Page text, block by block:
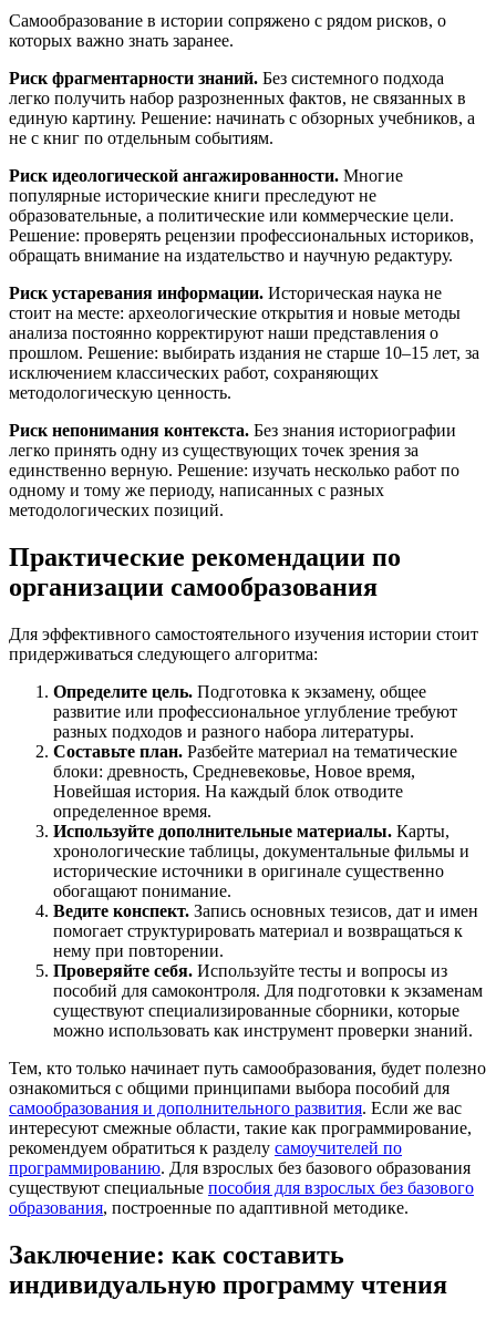
Самообразование в истории сопряжено с рядом рисков, о
которых важно знать заранее.
Риск фрагментарности знаний. Без системного подхода
легко получить набор разрозненных фактов, не связанных в
единую картину. Решение: начинать с обзорных учебников, а
не с книг по отдельным событиям.
Риск идеологической ангажированности. Многие
популярные исторические книги преследуют не
образовательные, а политические или коммерческие цели.
Решение: проверять рецензии профессиональных историков,
обращать внимание на издательство и научную редактуру.
Риск устаревания информации. Историческая наука не
стоит на месте: археологические открытия и новые методы
анализа постоянно корректируют наши представления о
прошлом. Решение: выбирать издания не старше 10–15 лет, за
исключением классических работ, сохраняющих
методологическую ценность.
Риск непонимания контекста. Без знания историографии
легко принять одну из существующих точек зрения за
единственно верную. Решение: изучать несколько работ по
одному и тому же периоду, написанных с разных
методологических позиций.
Практические рекомендации по
организации самообразования
Для эффективного самостоятельного изучения истории стоит
придерживаться следующего алгоритма:
Определите цель. Подготовка к экзамену, общее
развитие или профессиональное углубление требуют
разных подходов и разного набора литературы.
Составьте план. Разбейте материал на тематические
блоки: древность, Средневековье, Новое время,
Новейшая история. На каждый блок отводите
определенное время.
Используйте дополнительные материалы. Карты,
хронологические таблицы, документальные фильмы и
исторические источники в оригинале существенно
обогащают понимание.
Ведите конспект. Запись основных тезисов, дат и имен
помогает структурировать материал и возвращаться к
нему при повторении.
Проверяйте себя. Используйте тесты и вопросы из
пособий для самоконтроля. Для подготовки к экзаменам
существуют специализированные сборники, которые
можно использовать как инструмент проверки знаний.
Тем, кто только начинает путь самообразования, будет полезно
ознакомиться с общими принципами выбора пособий для
самообразования и дополнительного развития. Если же вас
интересуют смежные области, такие как программирование,
рекомендуем обратиться к разделу самоучителей по
программированию. Для взрослых без базового образования
существуют специальные пособия для взрослых без базового
образования, построенные по адаптивной методике.
Заключение: как составить
индивидуальную программу чтения